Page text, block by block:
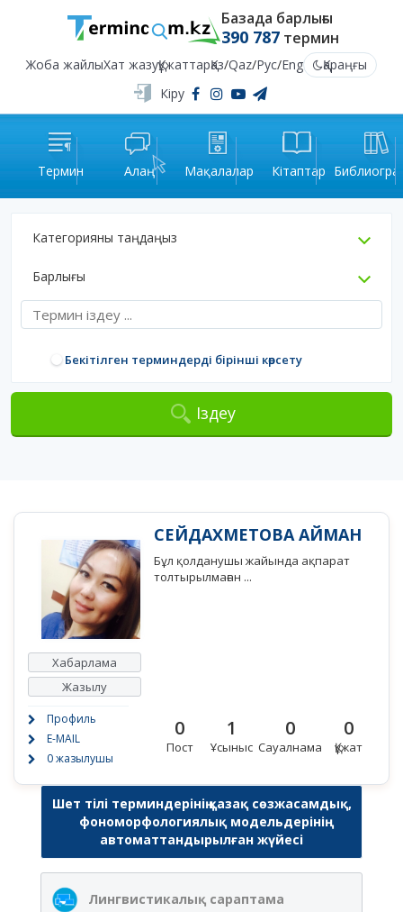
Базада барлығы
390 787термин
Жоба жайлыХат жазуҚұжаттарҚаз/Qaz/Рус/Eng
Қараңғы
Кіру
Термин Алаң Мақалалар Кітаптар
Категорияны таңдаңыз
Барлығы
Бекітілген терминдерді бірінші көрсету
Іздеу
Хабарлама
Жазылу
Профиль
E-MAIL
0 жазылушы
СЕЙДАХМЕТОВА АЙМАН
Бұл қолданушы жайында ақпарат
толтырылмаған ...
0
Пост
1
Ұсыныс
0
Сауалнама
0
Құжат
Шет тілі терминдерінің қазақ сөзжасамдық,
фономорфологиялық модельдерінің
автоматтандырылған жүйесі
Лингвистикалық сараптама